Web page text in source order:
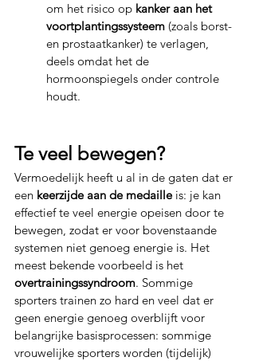
om het risico op kanker aan het
voortplantingssysteem (zoals borst-
en prostaatkanker) te verlagen,
deels omdat het de
hormoonspiegels onder controle
houdt.
Te veel bewegen?
Vermoedelijk heeft u al in de gaten dat er
een keerzijde aan de medaille is: je kan
effectief te veel energie opeisen door te
bewegen, zodat er voor bovenstaande
systemen niet genoeg energie is. Het
meest bekende voorbeeld is het
overtrainingssyndroom. Sommige
sporters trainen zo hard en veel dat er
geen energie genoeg overblijft voor
belangrijke basisprocessen: sommige
vrouwelijke sporters worden (tijdelijk)